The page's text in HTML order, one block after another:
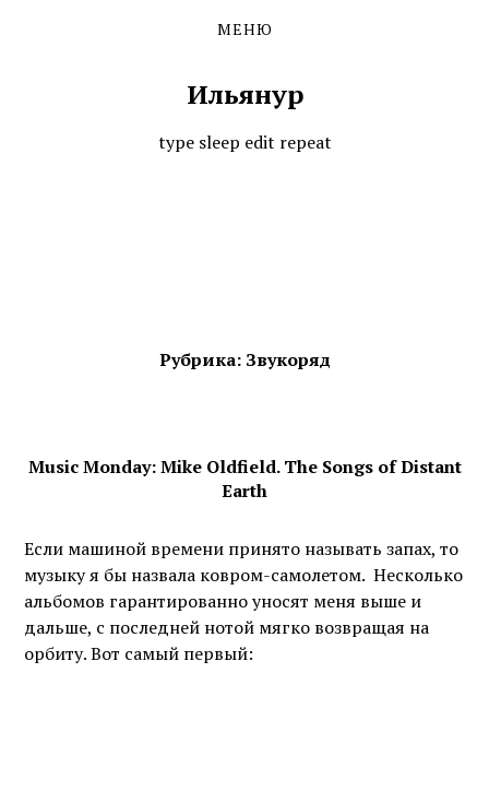
МЕНЮ
Ильянур
type sleep edit repeat
Рубрика: Звукоряд
Music Monday: Mike Oldfield. The Songs of Distant
Earth
Если машиной времени принято называть запах, то
музыку я бы назвала ковром-самолетом. Несколько
альбомов гарантированно уносят меня выше и
дальше, с последней нотой мягко возвращая на
орбиту. Вот самый первый: